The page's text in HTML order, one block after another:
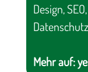
Design,
Mehr auf: